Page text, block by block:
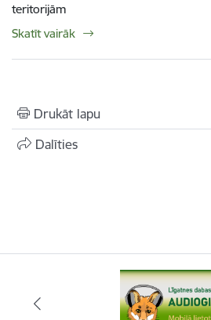
teritorijām
Skatīt vairāk
Drukāt lapu
Dalīties